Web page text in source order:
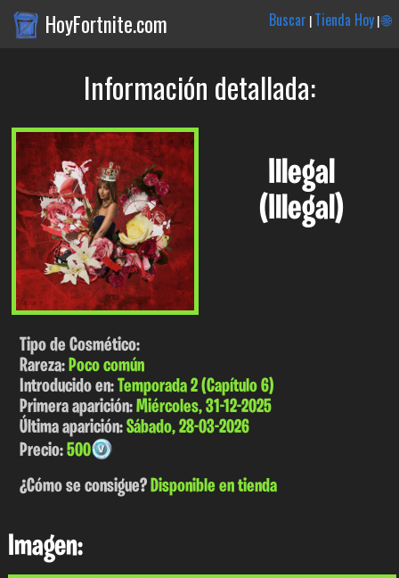
HoyFortnite.com Buscar |Tienda Hoy|🌐
Información detallada:
Illegal
(Illegal)
Tipo de Cosmético:
Rareza:Poco común
Introducido en:Temporada 2 (Capítulo 6)
Primera aparición:Miércoles, 31-12-2025
Última aparición:Sábado, 28-03-2026
Precio:500
¿Cómo se consigue?Disponible en tienda
Imagen: